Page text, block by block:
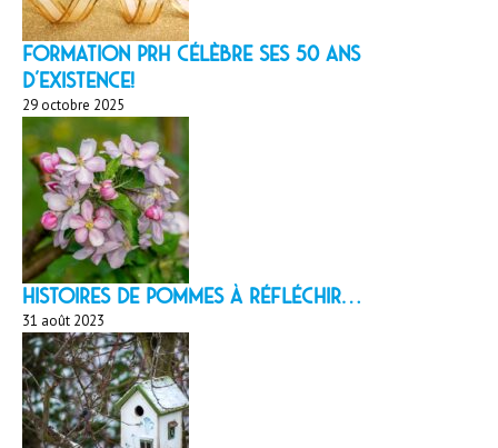
Formation PRH célèbre ses 50 ans
d’existence!
29 octobre 2025
HISTOIRES DE POMMES À réfléchir…
31 août 2023